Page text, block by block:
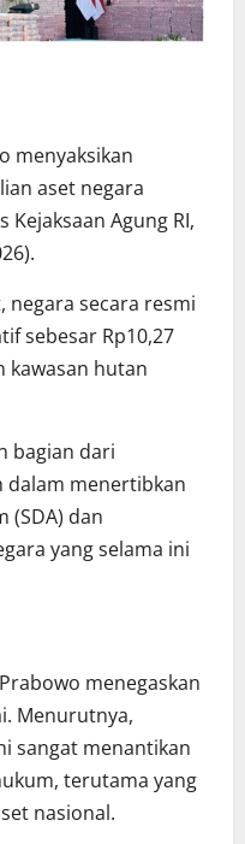
menyaksikan
aset negara
Agung RI,
negara secara resmi
sebesar Rp10,27
hutan
bagian dari
menertibkan
(SDA) dan
yang selama ini
menegaskan
Menurutnya,
sangat menantikan
terutama yang
nasional.